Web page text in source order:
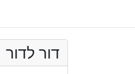
דור לדור